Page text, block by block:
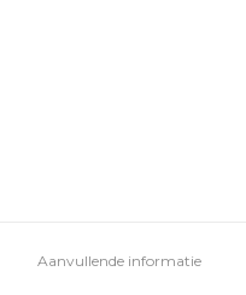
Aanvullende informatie